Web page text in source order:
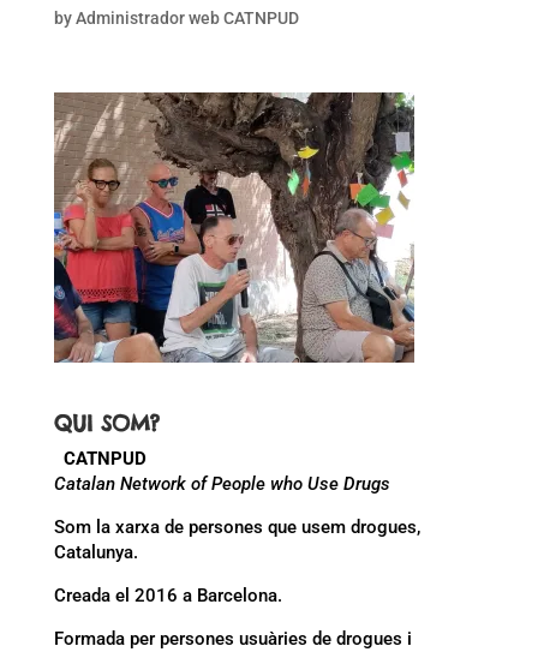
byAdministrador web CATNPUD
QUI SOM?
CATNPUD
Catalan Network of People who Use Drugs
Som la xarxa de persones que usem drogues,
Catalunya.
Creada el 2016 a Barcelona.
Formada per persones usuàries de drogues i